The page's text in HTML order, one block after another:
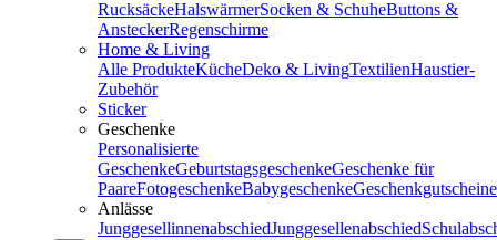
RucksäckeHalswärmerSocken & SchuheButtons &
AnsteckerRegenschirme
Home & Living
Alle ProdukteKücheDeko & LivingTextilienHaustier-
Zubehör
Sticker
Geschenke
Personalisierte
GeschenkeGeburtstagsgeschenkeGeschenke für
PaareFotogeschenkeBabygeschenkeGeschenkgutscheine
Anlässe
JunggesellinnenabschiedJunggesellenabschied